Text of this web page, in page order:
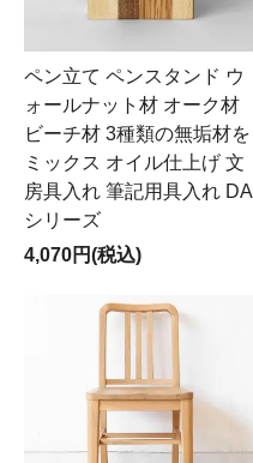
ペン立て ペンスタンド ウ
ォールナット材 オーク材
ビーチ材 3種類の無垢材を
ミックス オイル仕上げ 文
房具入れ 筆記用具入れ DA
シリーズ
4,070円(税込)